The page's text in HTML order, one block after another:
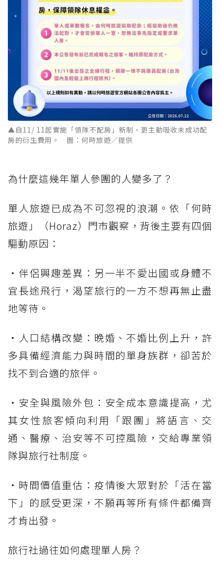
▲自11/ 11起實施「領隊不配房」新制，更主動吸收未成功配
房的衍生費用。 圖：何時旅遊／提供
為什麼這幾年單人參團的人變多了？
單人旅遊已成為不可忽視的浪潮。依「何時
旅遊」（Horaz）門市觀察，背後主要有四個
驅動原因：
・伴侶興趣差異：另一半不愛出國或身體不
宜長途飛行，渴望旅行的一方不想再無止盡
地等待。
・人口結構改變：晚婚、不婚比例上升，許
多具備經濟能力與時間的單身族群，卻苦於
找不到合適的旅伴。
・安全與風險外包：安全成本意識提高，尤
其女性旅客傾向利用「跟團」將語言、交
通、醫療、治安等不可控風險，交給專業領
隊與旅行社制度。
・時間價值重估：疫情後大眾對於「活在當
下」的感受更深，不願再等所有條件都備齊
才肯出發。
旅行社過往如何處理單人房？